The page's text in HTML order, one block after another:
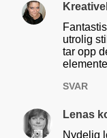
K
n
t
utrolig
tar opp
SVAR
Lenas
Nydelig